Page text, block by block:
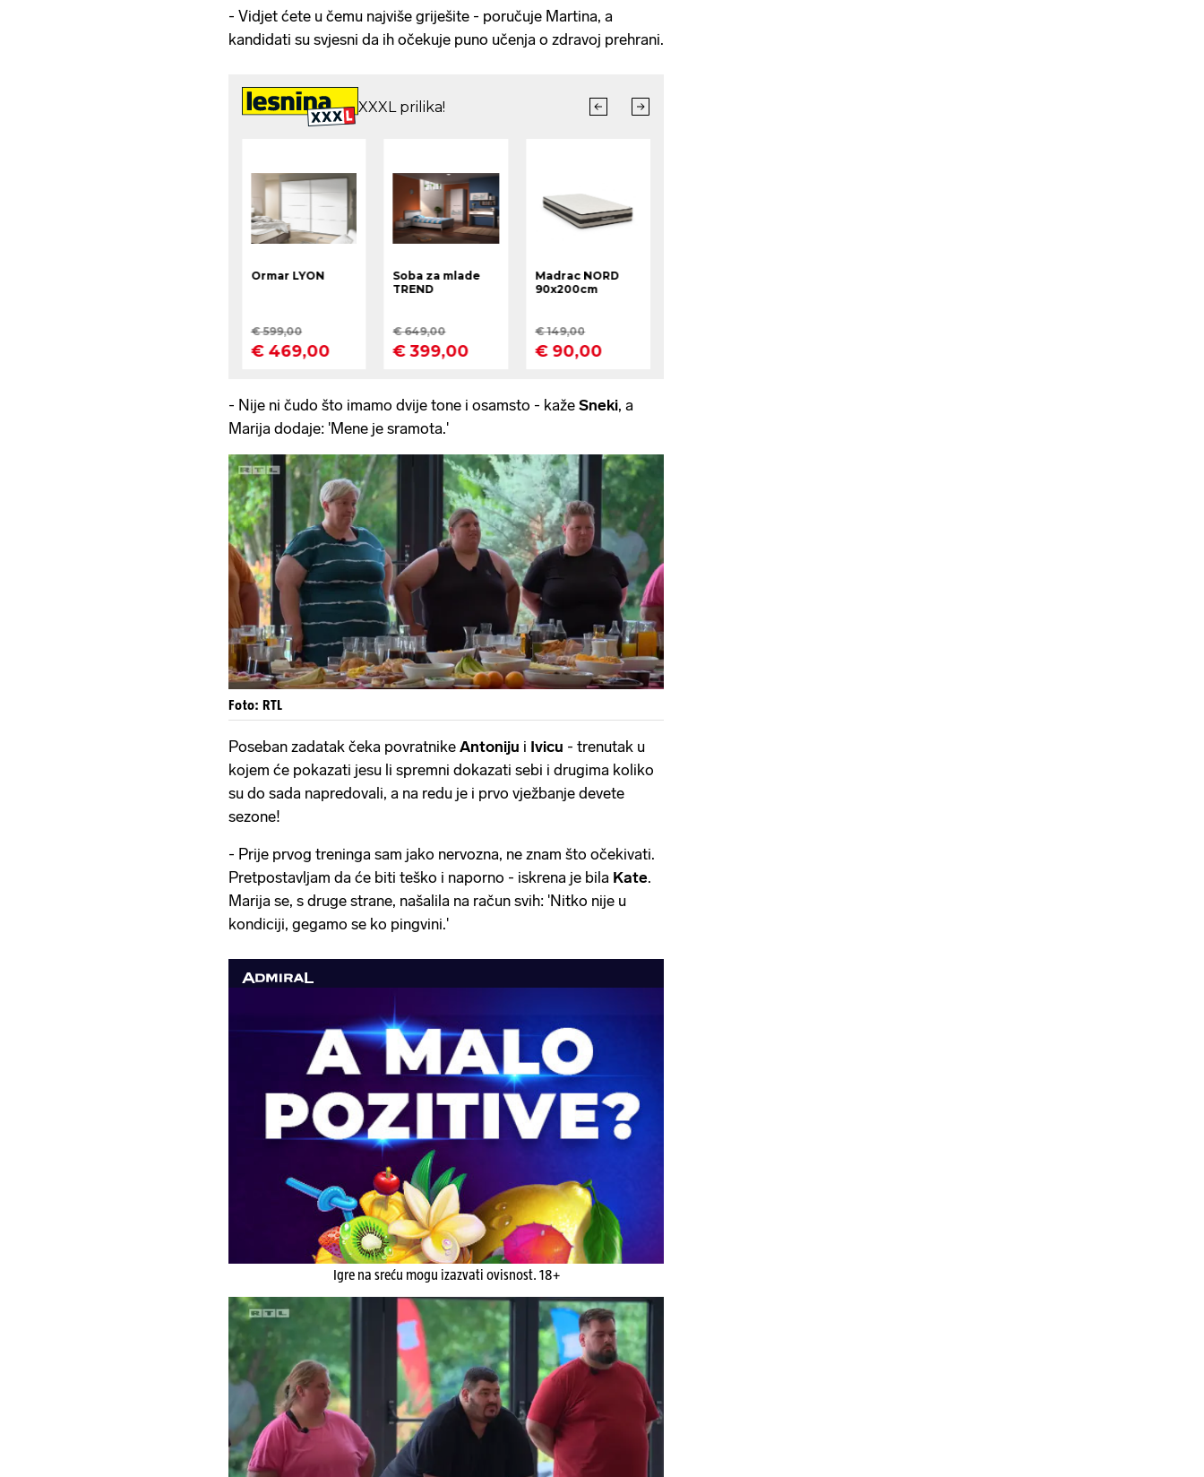
- Vidjet ćete u čemu najviše griješite - poručuje Martina, a
kandidati su svjesni da ih očekuje puno učenja o zdravoj prehrani.
- Nije ni čudo što imamo dvije tone i osamsto - kaže Sneki, a
Marija dodaje: 'Mene je sramota.'
Foto: RTL
Poseban zadatak čeka povratnike Antoniju i Ivicu - trenutak u
kojem će pokazati jesu li spremni dokazati sebi i drugima koliko
su do sada napredovali, a na redu je i prvo vježbanje devete
sezone!
- Prije prvog treninga sam jako nervozna, ne znam što očekivati.
Pretpostavljam da će biti teško i naporno - iskrena je bila Kate.
Marija se, s druge strane, našalila na račun svih: 'Nitko nije u
kondiciji, gegamo se ko pingvini.'
Igre na sreću mogu izazvati ovisnost. 18+